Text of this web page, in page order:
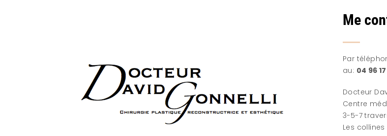
Me
Par
au: 04 96
Docteur
Centre
3-5-7
Les collines